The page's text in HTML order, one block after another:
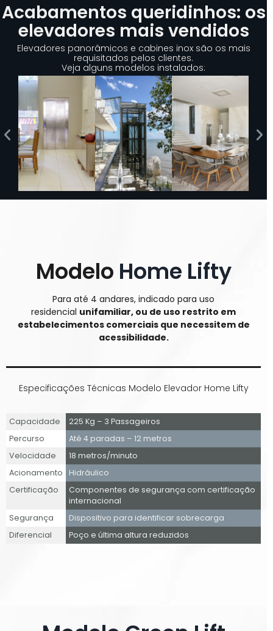
Acabamentos queridinhos: os
elevadores mais vendidos
Elevadores panorâmicos e cabines inox são os mais
requisitados pelos clientes.
Veja alguns modelos instalados:
Modelo Home Lifty
Para até 4 andares, indicado para uso
residencial unifamiliar, ou de uso restrito em
estabelecimentos comerciais que necessitem de
acessibilidade.
Especificações Técnicas Modelo Elevador Home Lifty
Capacidade
225 Kg – 3 Passageiros
Percurso
Até 4 paradas – 12 metros
Velocidade
18 metros/minuto
Acionamento
Hidráulico
Certificação
Componentes de segurança com certificação
internacional
Segurança
Dispositivo para identificar sobrecarga
Diferencial
Poço e última altura reduzidos